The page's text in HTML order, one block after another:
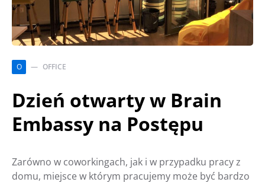
O OFFICE
Dzień otwarty w Brain
Embassy na Postępu
Zarówno w coworkingach, jak i w przypadku pracy z
domu, miejsce w którym pracujemy może być bardzo